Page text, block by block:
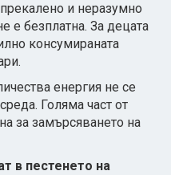
и неразумно
е безплатна. За децата
консумираната
енергия не се
Голяма част от
за замърсяването на
в пестенето на